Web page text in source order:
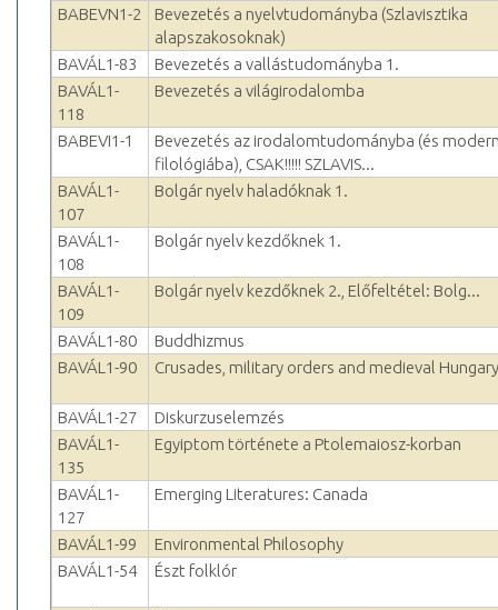
BABEVN1-2
Bevezetés a nyelvtudományba (Szlavisztika
alapszakosoknak)
BAVÁL1-83
Bevezetés a vallástudományba 1.
BAVÁL1-
118
Bevezetés a világirodalomba
BABEVI1-1
Bevezetés az irodalomtudományba (és
filológiába), CSAK!!!!! SZLAVIS...
BAVÁL1-
107
Bolgár nyelv haladóknak 1.
BAVÁL1-
108
Bolgár nyelv kezdőknek 1.
BAVÁL1-
109
Bolgár nyelv kezdőknek 2., Előfeltétel: Bolg...
BAVÁL1-80
Buddhizmus
BAVÁL1-90
Crusades, military orders and medieval Hungary
BAVÁL1-27
Diskurzuselemzés
BAVÁL1-
135
Egyiptom története a Ptolemaiosz-korban
BAVÁL1-
127
Emerging Literatures: Canada
BAVÁL1-99
Environmental Philosophy
BAVÁL1-54
Észt folklór